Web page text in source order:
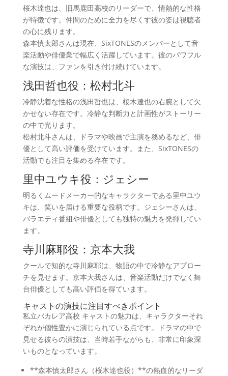
桜木達也は、旧馬鹿田高校のリーダーで、情熱的な性格
が特徴です。仲間のために全力を尽くす彼の姿は視聴者
の心に残ります。
森本慎太郎さんは現在、SixTONESのメンバーとして音
楽活動や俳優業で幅広く活躍しています。彼のパワフル
な演技は、ファンを引き付け続けています。
浅田哲也役：松村北斗
冷静沈着な性格の浅田哲也は、桜木達也の右腕として欠
かせない存在です。冷静な判断力と計画性がストーリー
の中で光ります。
松村北斗さんは、ドラマや映画で主演を務めるなど、俳
優として高い評価を受けています。また、SixTONESの
活動でも注目を集める存在です。
里中ユウキ役：ジェシー
明るくムードメーカー的なキャラクターである里中ユウ
キは、笑いを届ける重要な役柄です。ジェシーさんは、
バラエティ番組や俳優としても独特の魅力を発揮してい
ます。
寺川麻耶役：京本大我
クールで知的な寺川麻耶は、物語の中で冷静なアプロー
チを見せます。京本大我さんは、音楽活動だけでなく舞
台俳優としても高い評価を得ています。
キャストの演技に注目すべきポイント
私立バカレア高校 キャストの魅力は、キャラクターそれ
ぞれが個性豊かに演じられている点です。ドラマの中で
見せる彼らの演技は、当時若手ながらも、非常に印象深
いものとなっています。
**森本慎太郎さん（桜木達也役）**の熱血的なリーダ